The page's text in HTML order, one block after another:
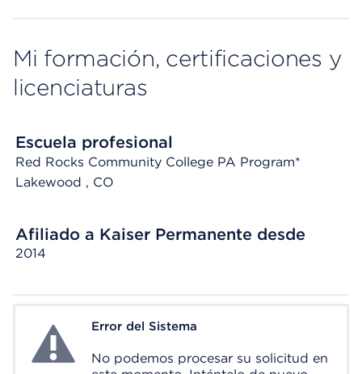
Mi formación, certificaciones y
licenciaturas
Escuela profesional
Red Rocks Community College PA Program*
Lakewood , CO
Afiliado a Kaiser Permanente desde
2014
System ErrorError del Sistema
No podemos procesar su solicitud en